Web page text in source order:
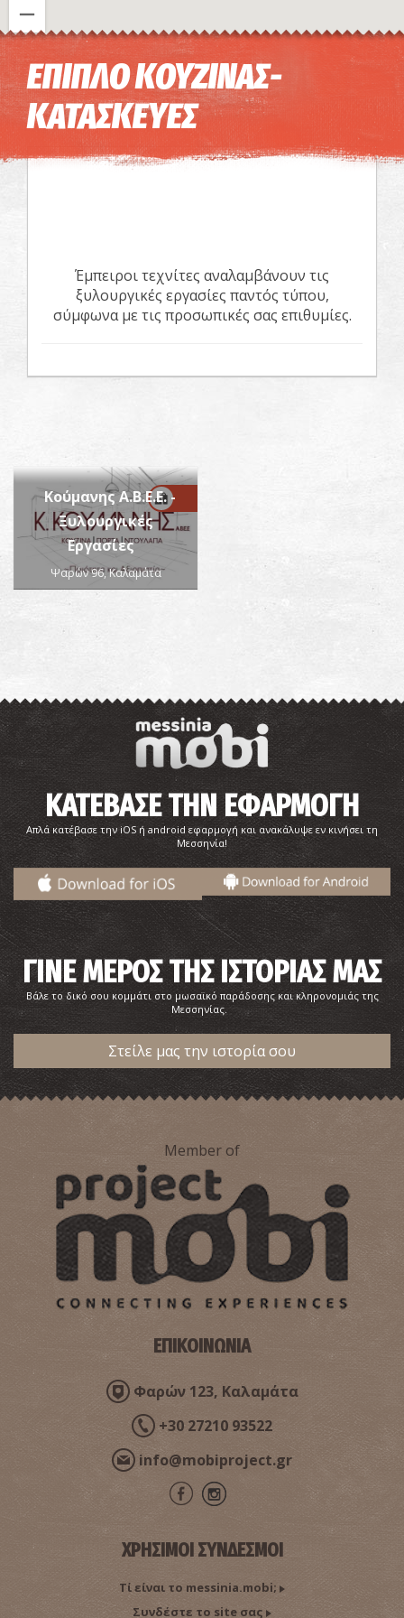
Η εικόνα ενδέχεται να υπόκειται σε πνευματικά δικαιώματα Όροι
ΕΠΙΠΛΟ ΚΟΥΖΙΝΑΣ-
ΚΑΤΑΣΚΕΥΕΣ
Έμπειροι τεχνίτες αναλαμβάνουν τις
ξυλουργικές εργασίες παντός τύπου,
σύμφωνα με τις προσωπικές σας επιθυμίες.
Κούμανης Α.Β.Ε.Ε. -
Ξυλουργικές
Εργασίες
Ψαρών 96, Καλαμάτα
ΚΑΤΕΒΑΣΕ ΤΗΝ ΕΦΑΡΜΟΓΗ
Απλά κατέβασε την iOS ή android εφαρμογή και ανακάλυψε εν κινήσει τη
Μεσσηνία!
ΓΙΝΕ ΜΕΡΟΣ ΤΗΣ ΙΣΤΟΡΙΑΣ ΜΑΣ
Βάλε το δικό σου κομμάτι στο μωσαϊκό παράδοσης και κληρονομιάς της
Μεσσηνίας.
Στείλε μας την ιστορία σου
Member of
ΕΠΙΚΟΙΝΩΝΙΑ
Φαρών 123, Καλαμάτα
+30 27210 93522
info@mobiproject.gr
ΧΡΗΣΙΜΟΙ ΣΥΝΔΕΣΜΟΙ
Τί είναι το messinia.mobi;
Συνδέστε το site σας